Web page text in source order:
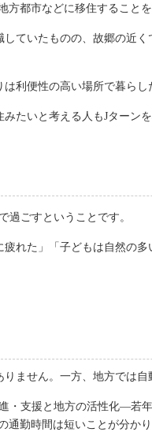
都市などに移住することを
ていたものの、故郷の近
利便性の高い場所で暮らし
たいと考える人もJターン
過ごすということです。
れた」「子どもは自然の
ません。一方、地方では自
・支援と地方の活性化―若
通勤時間は短いことが分かり